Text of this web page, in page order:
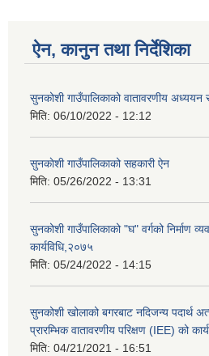
ऐन, कानुन तथा निर्देशिका
सुनकोशी गाउँपालिकाको वातावरणीय अध्ययन
मिति: 06/10/2022 - 12:12
सुनकाेशी गाउँपालिकाको सहकारी ऐन
मिति: 05/26/2022 - 13:31
सुनकोशी गाउँपालिकाको "घ" वर्गको निर्माण
कार्यविधि,२०७५
मिति: 05/24/2022 - 14:15
सुनकोशी खोलाको बगरबाट नदिजन्य पदार्थ
प्रारम्भिक वातावरणीय परिक्षण (IEE) को
मिति: 04/21/2021 - 16:51